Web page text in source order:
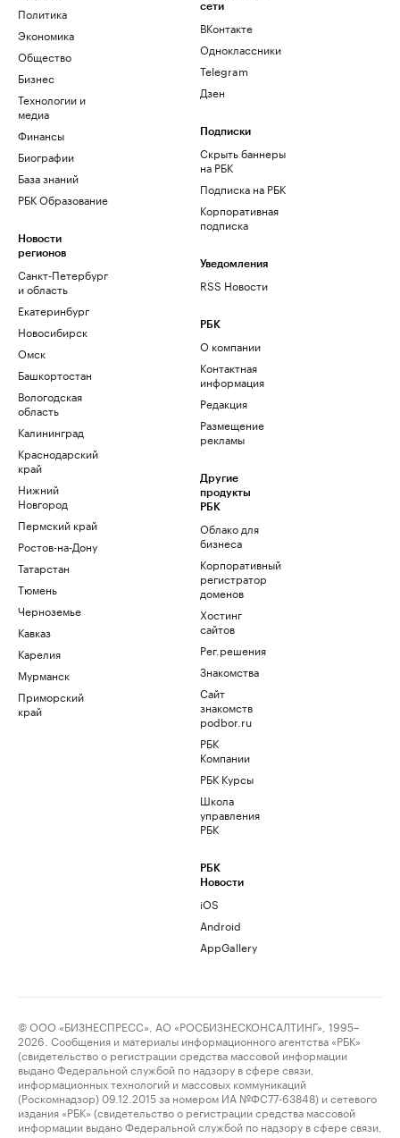
Политика
Экономика
Общество
Бизнес
Технологии и
медиа
Финансы
Биографии
База знаний
РБК Образование
Новости
регионов
Санкт-Петербург
и область
Екатеринбург
Новосибирск
Омск
Башкортостан
Вологодская
область
Калининград
Краснодарский
край
Нижний
Новгород
Пермский край
Ростов-на-Дону
Татарстан
Тюмень
Черноземье
Кавказ
Карелия
Мурманск
Приморский
край
сети
ВКонтакте
Одноклассники
Telegram
Дзен
Подписки
Скрыть баннеры
на РБК
Подписка на РБК
Корпоративная
подписка
Уведомления
RSS Новости
РБК
О компании
Контактная
информация
Редакция
Размещение
рекламы
Другие
продукты
РБК
Облако для
бизнеса
Корпоративный
регистратор
доменов
Хостинг
сайтов
Рег.решения
Знакомства
Сайт
знакомств
podbor.ru
РБК
Компании
РБК Курсы
Школа
управления
РБК
РБК
Новости
iOS
Android
AppGallery
© ООО «БИЗНЕСПРЕСС», АО «РОСБИЗНЕСКОНСАЛТИНГ», 1995–
2026. Сообщения и материалы информационного агентства «РБК»
(свидетельство о регистрации средства массовой информации
выдано Федеральной службой по надзору в сфере связи,
информационных технологий и массовых коммуникаций
(Роскомнадзор) 09.12.2015 за номером ИА №ФС77-63848) и сетевого
издания «РБК» (свидетельство о регистрации средства массовой
информации выдано Федеральной службой по надзору в сфере связи,